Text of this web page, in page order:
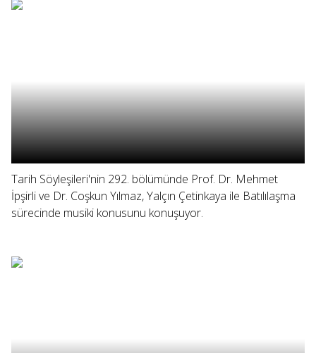
Tarih Söyleşileri'nin 292. bölümünde Prof. Dr. Mehmet
İpşirli ve Dr. Coşkun Yılmaz, Yalçın Çetinkaya ile Batılılaşma
sürecinde musiki konusunu konuşuyor.